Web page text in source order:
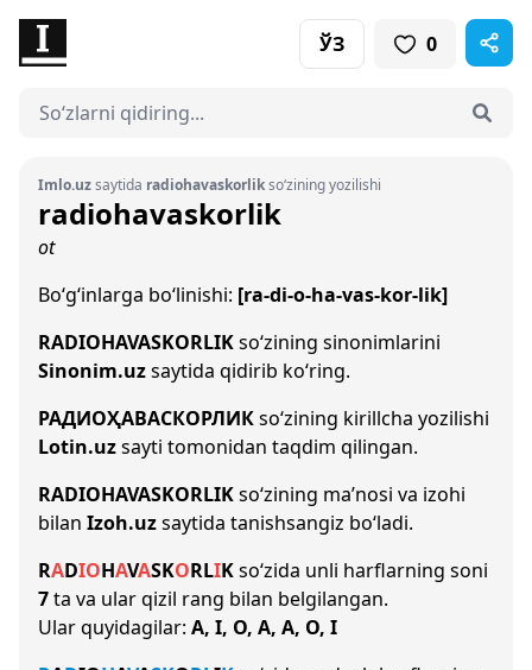
ЎЗ 0
Imlo.uzsaytida radiohavaskorlikso‘zining yozilishi
radiohavaskorlik
ot
Bo‘g‘inlarga bo‘linishi: [ra-di-o-ha-vas-kor-lik]
RADIOHAVASKORLIKso‘zining sinonimlarini
Sinonim.uzsaytida qidirib ko‘ring.
РАДИОҲАВАСКОРЛИКso‘zining kirillcha yozilishi
Lotin.uzsayti tomonidan taqdim qilingan.
RADIOHAVASKORLIKso‘zining ma’nosi va izohi
bilan Izoh.uzsaytida tanishsangiz bo‘ladi.
RADIOHAVASKORLIKso‘zida unli harflarning soni
7ta va ular qizil rang bilan belgilangan.
Ular quyidagilar: A, I, O, A, A, O, I